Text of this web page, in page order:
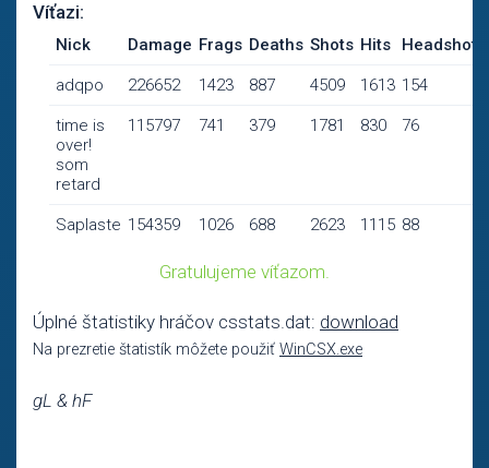
Víťazi:
Nick Damage Frags Deaths Shots Hits Headshots
adqpo 226652 1423 887 4509 1613 154
time is
over!
som
retard
115797 741 379 1781 830 76
Saplaste 154359 1026 688 2623 1115 88
Gratulujeme víťazom.
Úplné štatistiky hráčov csstats.dat: download
Na prezretie štatistík môžete použiť WinCSX.exe
gL & hF